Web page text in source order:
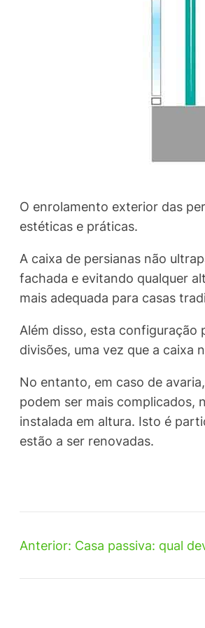
O enrolamento exterior das
estéticas e práticas.
A caixa de persianas não
fachada e evitando qualquer
mais adequada para casas
Além disso, esta configuração
divisões, uma vez que a caixa
No entanto, em caso de
podem ser mais complicados,
instalada em altura. Isto é
estão a ser renovadas.
Anterior: Casa passiva: qual